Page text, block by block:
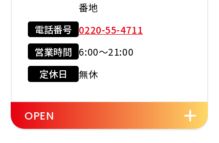
現金会員
店舗サービス
番地
電話番号 0220-55-4711
営業時間 6:00～21:00
定休日
無休
OPEN